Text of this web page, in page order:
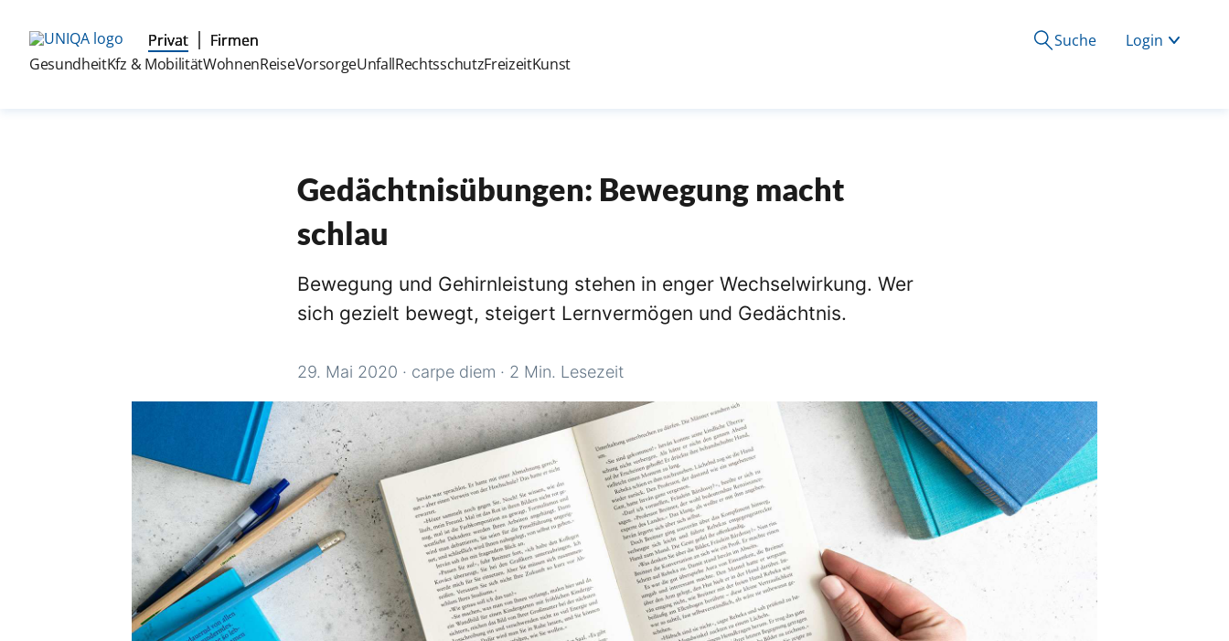
Privat Firmen Suche
Login
GesundheitKfz & MobilitätWohnenReiseVorsorgeUnfallRechtsschutzFreizeitKunst
Gedächtnisübungen: Bewegung macht
schlau
Bewegung und Gehirnleistung stehen in enger Wechselwirkung. Wer
sich gezielt bewegt, steigert Lernvermögen und Gedächtnis.
29. Mai 2020 · carpe diem · 2 Min. Lesezeit